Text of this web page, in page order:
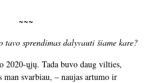
~~~
tavo sprendimas dalyvauti šiame kare?
2020-ųjų. Tada buvo daug vilties,
svarbiau, – naujas artumo ir